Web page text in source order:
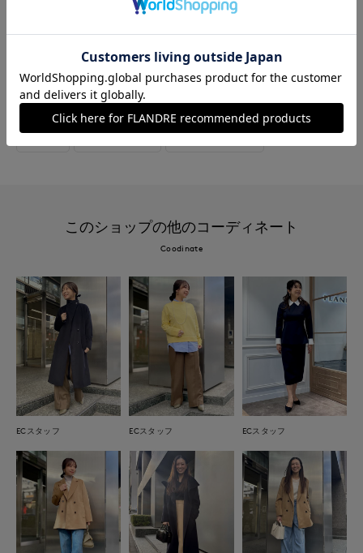
ンサイズ上げても良いと思います。
#ワンピース #ドレス #通勤・仕事
#オフィスカジュアル #セレモニー #女子会
#デート #食事会 #雑誌掲載 #デニム
このショップの他のコーディネート
Coodinate
ECスタッフ ECスタッフ ECスタッフ